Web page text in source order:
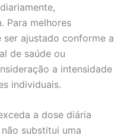
Para melhores
ajustado conforme a
de saúde ou
a intensidade
individuais.
a dose diária
substitui uma